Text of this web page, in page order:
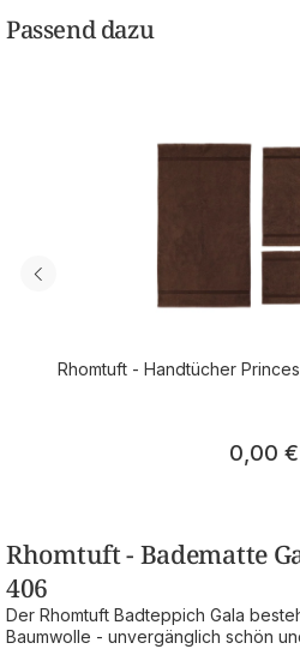
Passend dazu
Rhomtuft - Handtücher
0,00 €
Rhomtuft - Badematte
406
Der Rhomtuft Badteppich Gala
Baumwolle - unvergänglich schön